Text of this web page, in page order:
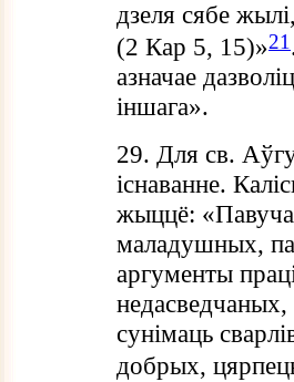
дзеля сябе
(2 Кар 5, 15)»21
азначае
іншага».
29. Для св.
існаванне.
жыццё:
маладушных,
аргументы
сунімаць
добрых,